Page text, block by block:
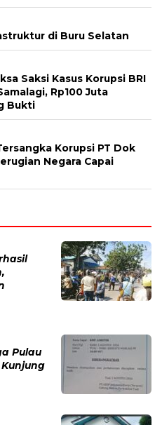
di Buru Selatan
Saksi Kasus Korupsi BRI
Rp100 Juta
Bukti
Korupsi PT Dok
Negara Capai
Pulau
Kunjung